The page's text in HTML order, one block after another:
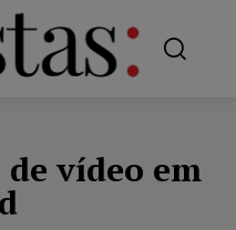
vídeo em